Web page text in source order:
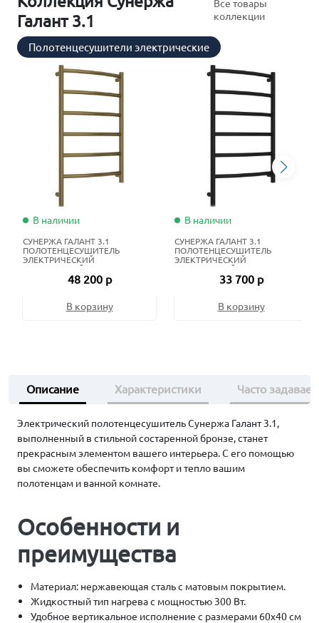
Галант 3.1
Все товары
коллекции
Полотенцесушители электрические
В наличии
СУНЕРЖА ГАЛАНТ 3.1
ПОЛОТЕНЦЕСУШИТЕЛЬ
ЭЛЕКТРИЧЕСКИЙ
ЖИДКОСТНЫЙ 80Х50 СМ
СОСТАРЕННАЯ БРОНЗА
48 200 р
В корзину
В наличии
СУНЕРЖА ГАЛАНТ 3.1
ПОЛОТЕНЦЕСУШИТЕЛЬ
ЭЛЕКТРИЧЕСКИЙ
ЖИДКОСТНЫЙ 80Х50 СМ
МАТОВЫЙ ЧЁРНЫЙ
33 700 р
В корзину
Описание Характеристики Часто
Электрический полотенцесушитель Сунержа Галант 3.1,
выполненный в стильной состаренной бронзе, станет
прекрасным элементом вашего интерьера. С его помощью
вы сможете обеспечить комфорт и тепло вашим
полотенцам и ванной комнате.
Особенности и
преимущества
Материал: нержавеющая сталь с матовым покрытием.
Жидкостный тип нагрева с мощностью 300 Вт.
Удобное вертикальное исполнение с размерами 60х40 см